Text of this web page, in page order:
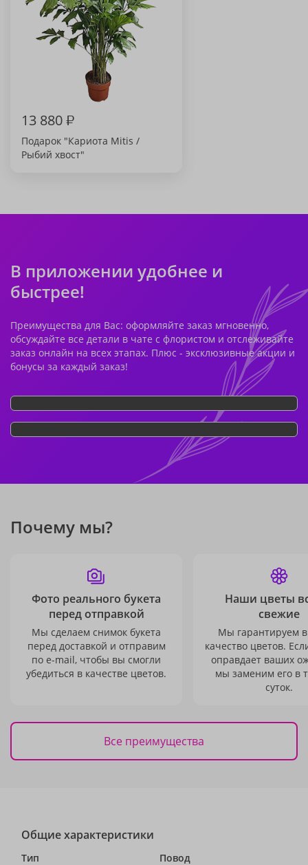
13 880₽
Подарок "Кариота Mitis /
Рыбий хвост"
В приложении удобнее и
быстрее!
Преимущества для Вас: оформляйте заказ мгновенно,
обсуждайте все детали в чате с флористом и отслеживайте
заказ онлайн на всех этапах. Плюс - эксклюзивные акции и
бонусы за каждый заказ!
Почему мы?
Фото реального букета
перед отправкой
Мы сделаем снимок букета
перед доставкой и отправим
по e-mail, чтобы вы смогли
убедиться в качестве цветов.
Наши цветы
свежие
Мы гарантируем
качество цветов.
оправдает ваших
мы заменим его в
суток.
Все преимущества
Общие характеристики
Тип
Повод